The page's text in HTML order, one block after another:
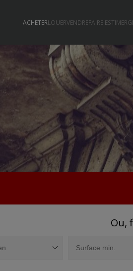
ACHETERLOUERVENDREFAIRE ESTIMER
Ou,